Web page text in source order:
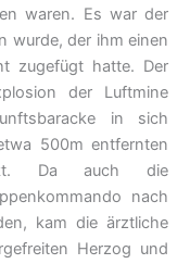
waren. Es war der
wurde, der ihm einen
zugefügt hatte. Der
der Luftmine
in sich
500m entfernten
Da auch die
nach
kam die ärztliche
Herzog und